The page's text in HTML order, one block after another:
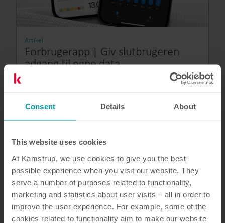
Consent Details About
This website uses cookies
At Kamstrup, we use cookies to give you the best
possible experience when you visit our website. They
serve a number of purposes related to functionality,
marketing and statistics about user visits – all in order to
improve the user experience. For example, some of the
cookies related to functionality aim to make our website
Artikel
Forbrugerapp | Giv slutbrugeren
adgang til egne data
Få indsigt i vand-, el- og varmeforbrug med
Vand Digitalisering
Kommunikationsteknologier